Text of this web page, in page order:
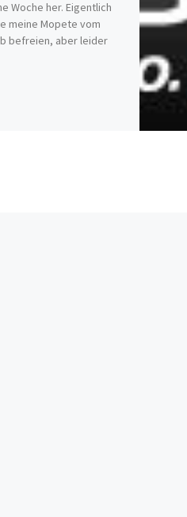
Woche her. Eigentlich
meine Mopete vom
befreien, aber leider